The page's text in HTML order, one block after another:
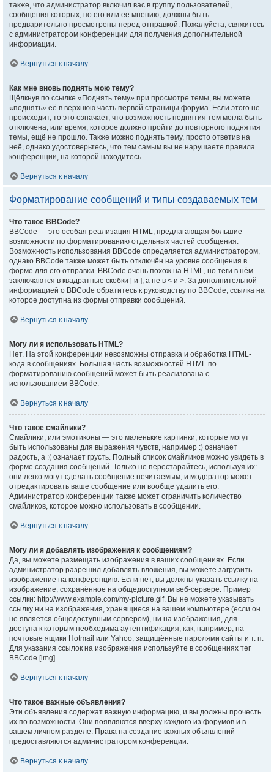
также, что администратор включил вас в группу пользователей,
сообщения которых, по его или её мнению, должны быть
предварительно просмотрены перед отправкой. Пожалуйста, свяжитесь
с администратором конференции для получения дополнительной
информации.
Вернуться к началу
Как мне вновь поднять мою тему?
Щёлкнув по ссылке «Поднять тему» при просмотре темы, вы можете
«поднять» её в верхнюю часть первой страницы форума. Если этого не
происходит, то это означает, что возможность поднятия тем могла быть
отключена, или время, которое должно пройти до повторного поднятия
темы, ещё не прошло. Также можно поднять тему, просто ответив на
неё, однако удостоверьтесь, что тем самым вы не нарушаете правила
конференции, на которой находитесь.
Вернуться к началу
Форматирование сообщений и типы создаваемых тем
Что такое BBCode?
BBCode — это особая реализация HTML, предлагающая большие
возможности по форматированию отдельных частей сообщения.
Возможность использования BBCode определяется администратором,
однако BBCode также может быть отключён на уровне сообщения в
форме для его отправки. BBCode очень похож на HTML, но теги в нём
заключаются в квадратные скобки [ и ], а не в < и >. За дополнительной
информацией о BBCode обратитесь к руководству по BBCode, ссылка на
которое доступна из формы отправки сообщений.
Вернуться к началу
Могу ли я использовать HTML?
Нет. На этой конференции невозможны отправка и обработка HTML-
кода в сообщениях. Большая часть возможностей HTML по
форматированию сообщений может быть реализована с
использованием BBCode.
Вернуться к началу
Что такое смайлики?
Смайлики, или эмотиконы — это маленькие картинки, которые могут
быть использованы для выражения чувств, например :) означает
радость, а :( означает грусть. Полный список смайликов можно увидеть в
форме создания сообщений. Только не перестарайтесь, используя их:
они легко могут сделать сообщение нечитаемым, и модератор может
отредактировать ваше сообщение или вообще удалить его.
Администратор конференции также может ограничить количество
смайликов, которое можно использовать в сообщении.
Вернуться к началу
Могу ли я добавлять изображения к сообщениям?
Да, вы можете размещать изображения в ваших сообщениях. Если
администратор разрешил добавлять вложения, вы можете загрузить
изображение на конференцию. Если нет, вы должны указать ссылку на
изображение, сохранённое на общедоступном веб-сервере. Пример
ссылки: http://www.example.com/my-picture.gif. Вы не можете указывать
ссылку ни на изображения, хранящиеся на вашем компьютере (если он
не является общедоступным сервером), ни на изображения, для
доступа к которым необходима аутентификация, как, например, на
почтовые ящики Hotmail или Yahoo, защищённые паролями сайты и т. п.
Для указания ссылок на изображения используйте в сообщениях тег
BBCode [img].
Вернуться к началу
Что такое важные объявления?
Эти объявления содержат важную информацию, и вы должны прочесть
их по возможности. Они появляются вверху каждого из форумов и в
вашем личном разделе. Права на создание важных объявлений
предоставляются администратором конференции.
Вернуться к началу